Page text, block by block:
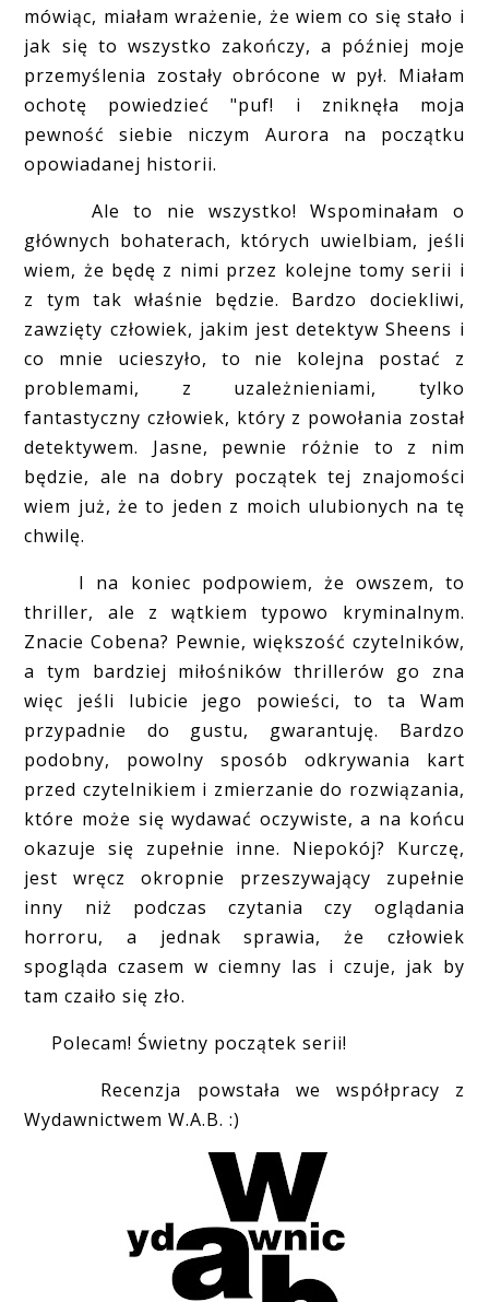
mówiąc, miałam wrażenie, że wiem co się stało i
jak się to wszystko zakończy, a później moje
przemyślenia zostały obrócone w pył. Miałam
ochotę powiedzieć "puf! i zniknęła moja
pewność siebie niczym Aurora na początku
opowiadanej historii.
Ale to nie wszystko! Wspominałam o
głównych bohaterach, których uwielbiam, jeśli
wiem, że będę z nimi przez kolejne tomy serii i
z tym tak właśnie będzie. Bardzo dociekliwi,
zawzięty człowiek, jakim jest detektyw Sheens i
co mnie ucieszyło, to nie kolejna postać z
problemami, z uzależnieniami, tylko
fantastyczny człowiek, który z powołania został
detektywem. Jasne, pewnie różnie to z nim
będzie, ale na dobry początek tej znajomości
wiem już, że to jeden z moich ulubionych na tę
chwilę.
I na koniec podpowiem, że owszem, to
thriller, ale z wątkiem typowo kryminalnym.
Znacie Cobena? Pewnie, większość czytelników,
a tym bardziej miłośników thrillerów go zna
więc jeśli lubicie jego powieści, to ta Wam
przypadnie do gustu, gwarantuję. Bardzo
podobny, powolny sposób odkrywania kart
przed czytelnikiem i zmierzanie do rozwiązania,
które może się wydawać oczywiste, a na końcu
okazuje się zupełnie inne. Niepokój? Kurczę,
jest wręcz okropnie przeszywający zupełnie
inny niż podczas czytania czy oglądania
horroru, a jednak sprawia, że człowiek
spogląda czasem w ciemny las i czuje, jak by
tam czaiło się zło.
Polecam! Świetny początek serii!
Recenzja powstała we współpracy z
Wydawnictwem W.A.B. :)